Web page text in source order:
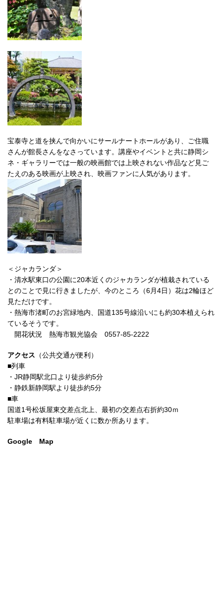
宝泰寺と道を挟んで向かいにサールナートホールがあり、ご住職
さんが館長さんをなさっています。講座やイベントと共に静岡シ
ネ・ギャラリーでは一般の映画館では上映されない作品など見ご
たえのある映画が上映され、映画ファンに人気があります。
＜ジャカランダ＞
・清水駅東口の公園に20本近くのジャカランダが植栽されている
とのことで見に行きましたが、今のところ（6月4日）花は2輪ほど
見ただけです。
・熱海市渚町のお宮緑地内、国道135号線沿いにも約30本植えられ
ているそうです。
開花状況 熱海市観光協会 0557-85-2222
アクセス （公共交通が便利）
■列車
・JR静岡駅北口より徒歩約5分
・静鉄新静岡駅より徒歩約5分
■車
国道1号松坂屋東交差点北上、最初の交差点右折約30ｍ
駐車場は有料駐車場が近くに数か所あります。
Google Map